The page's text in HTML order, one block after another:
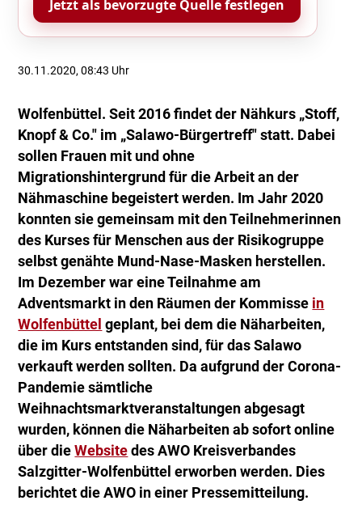
Jetzt als bevorzugte Quelle festlegen
30.11.2020, 08:43 Uhr
Wolfenbüttel. Seit 2016 findet der Nähkurs „Stoff,
Knopf & Co." im „Salawo-Bürgertreff" statt. Dabei
sollen Frauen mit und ohne
Migrationshintergrund für die Arbeit an der
Nähmaschine begeistert werden. Im Jahr 2020
konnten sie gemeinsam mit den Teilnehmerinnen
des Kurses für Menschen aus der Risikogruppe
selbst genähte Mund-Nase-Masken herstellen.
Im Dezember war eine Teilnahme am
Adventsmarkt in den Räumen der Kommisse in
Wolfenbüttel geplant, bei dem die Näharbeiten,
die im Kurs entstanden sind, für das Salawo
verkauft werden sollten. Da aufgrund der Corona-
Pandemie sämtliche
Weihnachtsmarktveranstaltungen abgesagt
wurden, können die Näharbeiten ab sofort online
über dieWebsite des AWO Kreisverbandes
Salzgitter-Wolfenbüttel erworben werden. Dies
berichtet die AWO in einer Pressemitteilung.